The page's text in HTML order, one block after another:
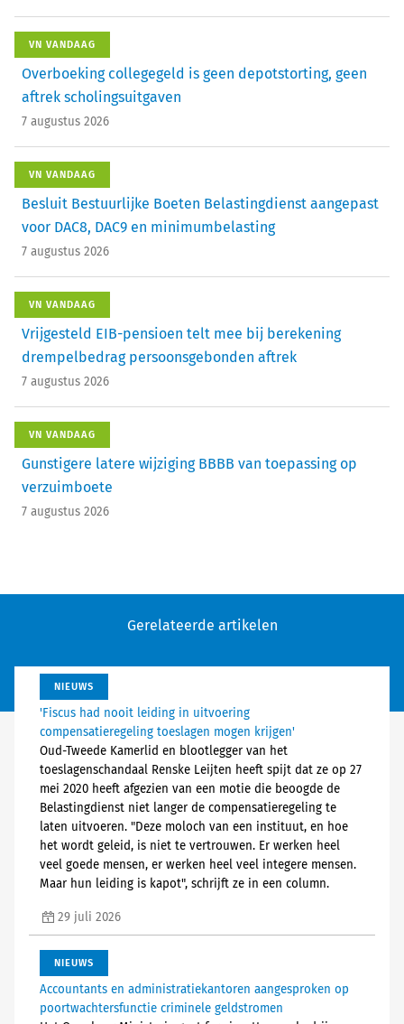
VN VANDAAG
Overboeking collegegeld is geen depotstorting, geen
aftrek scholingsuitgaven
7 augustus 2026
VN VANDAAG
Besluit Bestuurlijke Boeten Belastingdienst aangepast
voor DAC8, DAC9 en minimumbelasting
7 augustus 2026
VN VANDAAG
Vrijgesteld EIB-pensioen telt mee bij berekening
drempelbedrag persoonsgebonden aftrek
7 augustus 2026
VN VANDAAG
Gunstigere latere wijziging BBBB van toepassing op
verzuimboete
7 augustus 2026
Gerelateerde artikelen
NIEUWS
'Fiscus had nooit leiding in uitvoering
compensatieregeling toeslagen mogen krijgen'
Oud-Tweede Kamerlid en blootlegger van het
toeslagenschandaal Renske Leijten heeft spijt dat ze op 27
mei 2020 heeft afgezien van een motie die beoogde de
Belastingdienst niet langer de compensatieregeling te
laten uitvoeren. "Deze moloch van een instituut, en hoe
het wordt geleid, is niet te vertrouwen. Er werken heel
veel goede mensen, er werken heel veel integere mensen.
Maar hun leiding is kapot", schrijft ze in een column.
29 juli 2026
NIEUWS
Accountants en administratiekantoren aangesproken op
poortwachtersfunctie criminele geldstromen